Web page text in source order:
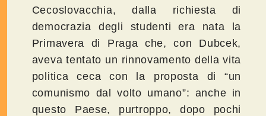
Cecoslovacchia, dalla richiesta di
democrazia degli studenti era nata la
Primavera di Praga che, con Dubcek,
aveva tentato un rinnovamento della vita
politica ceca con la proposta di “un
comunismo dal volto umano”: anche in
questo Paese, purtroppo, dopo pochi